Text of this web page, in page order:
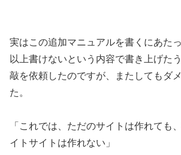
実はこの追加マニュアルを書くにあた
以上書けないという内容で書き上げた
敲を依頼したのですが、またしてもダ
た。
「これでは、ただのサイトは作れても
イトサイトは作れない」